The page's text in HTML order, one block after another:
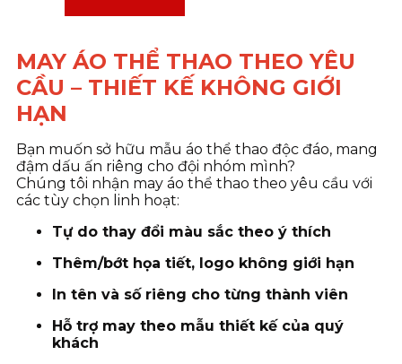
MAY ÁO THỂ THAO THEO YÊU
CẦU – THIẾT KẾ KHÔNG GIỚI
HẠN
Bạn muốn sở hữu mẫu áo thể thao độc đáo, mang
đậm dấu ấn riêng cho đội nhóm mình?
Chúng tôi nhận may áo thể thao theo yêu cầu với
các tùy chọn linh hoạt:
Tự do thay đổi màu sắc theo ý thích
Thêm/bớt họa tiết, logo không giới hạn
In tên và số riêng cho từng thành viên
Hỗ trợ may theo mẫu thiết kế của quý
khách